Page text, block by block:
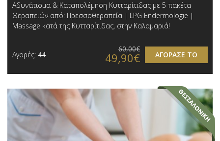
Αδυνάτισμα & Καταπολέμηση Κυτταρίτιδας με 5 πακέτα
Θεραπειών από: Πρεσσοθεραπεία | LPG Endermologie |
Massage κατά της Κυτταρίτιδας, στην Καλαμαριά!
Αγορές: 44 ΑΓΟΡΑΣΕ ΤΟ
60,00€
49,90€